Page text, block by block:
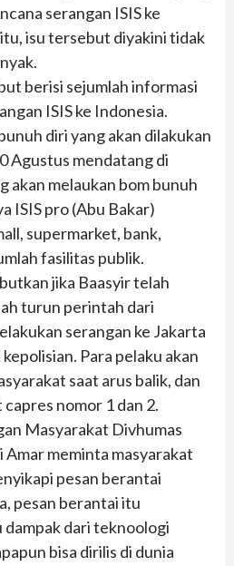
serangan ISIS ke
isu tersebut diyakini tidak
berisi sejumlah informasi
ISIS ke Indonesia.
diri yang akan dilakukan
Agustus mendatang di
akan melaukan bom bunuh
ISIS pro (Abu Bakar)
supermarket, bank,
fasilitas publik.
jika Baasyir telah
turun perintah dari
serangan ke Jakarta
Para pelaku akan
saat arus balik, dan
nomor 1 dan 2.
Masyarakat Divhumas
meminta masyarakat
pesan berantai
pesan berantai itu
dampak dari teknoologi
bisa dirilis di dunia